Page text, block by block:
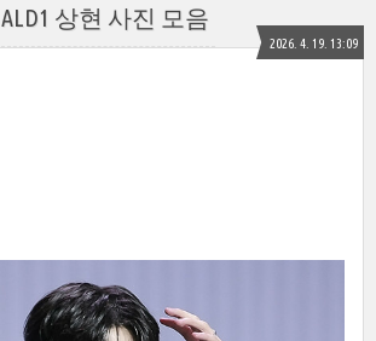
ALD1 상현 사진 모음
2026. 4. 19. 13:09